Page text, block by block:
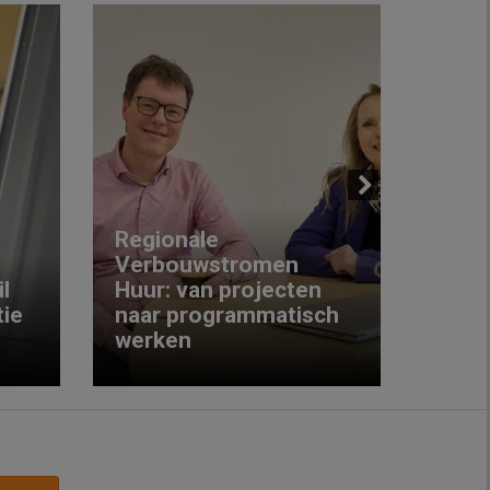
Regionale
Verbouwstromen
Huur: van projecten
naar programmatisch
werken
Next